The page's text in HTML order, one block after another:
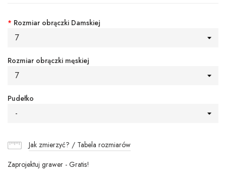
* Rozmiar obrączki Damskiej
7
Rozmiar obrączki męskiej
7
Pudełko
-
Jak zmierzyć? / Tabela rozmiarów
Zaprojektuj grawer - Gratis!